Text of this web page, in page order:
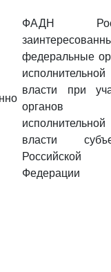
ФАДН
федеральные
исполнительной
власти при
органов
исполнительной
власти
Российской
Федерации